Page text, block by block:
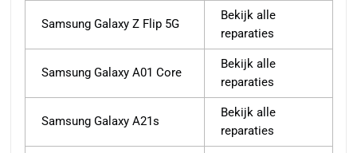
Samsung Galaxy Z Flip 5G
Bekijk alle
reparaties
Samsung Galaxy A01 Core
Bekijk alle
reparaties
Samsung Galaxy A21s
Bekijk alle
reparaties